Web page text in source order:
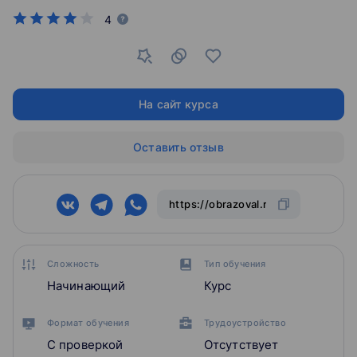
Сложность
Начинающий
Тип обучения
Курс
Формат обучения
С проверкой
Трудоустройство
Отсутствует
4
На сайт курса
Оставить отзыв